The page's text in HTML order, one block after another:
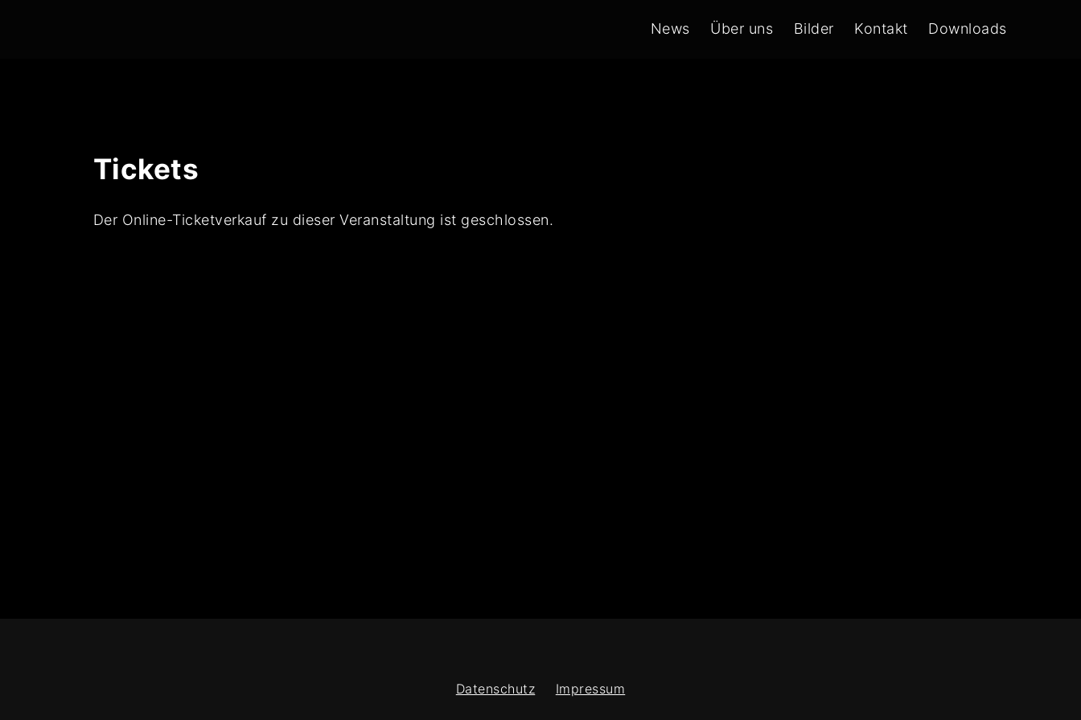
News Über uns Bilder Kontakt Downloads
Tickets
Der Online-Ticketverkauf zu dieser Veranstaltung ist geschlossen.
Datenschutz Impressum